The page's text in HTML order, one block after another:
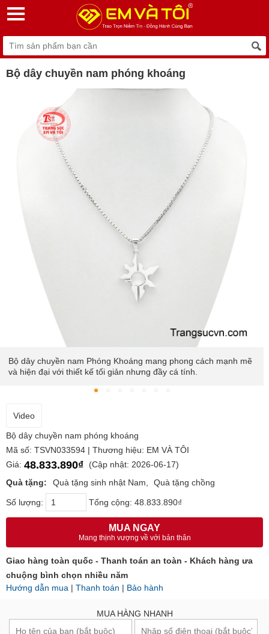
Bộ dây chuyền nam phóng khoáng
Bộ dây chuyền nam Phóng Khoáng mang phong cách mạnh mẽ
và hiện đại với thiết kế tối giản nhưng đầy cá tính.
Video
Bộ dây chuyền nam phóng khoáng
Mã số: TSVN033594 | Thương hiệu: EM VÀ TÔI
Giá: 48.833.890₫
(Cập nhật: 2026-06-17)
Quà tặng:
Quà tặng sinh nhật Nam Quà tặng chồng
Số lượng: Tổng cộng: 48.833.890₫
MUA NGAY
Mang thịnh vượng về với bản thân
Giao hàng toàn quốc - Thanh toán an toàn - Khách hàng ưa
chuộng bình chọn nhiều năm
Hướng dẫn mua | Thanh toán | Bảo hành
MUA HÀNG NHANH